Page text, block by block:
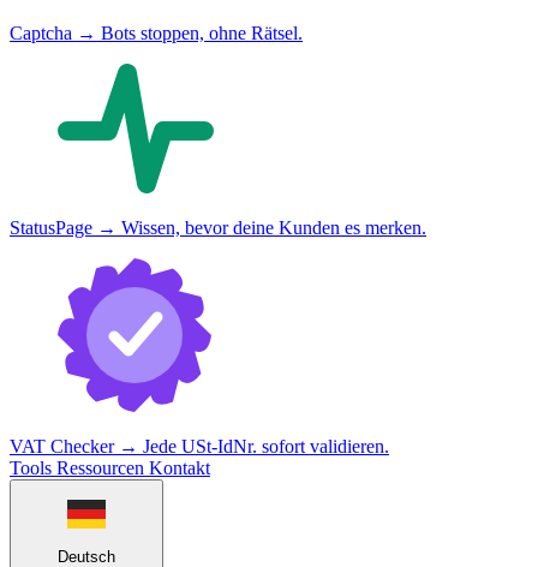
Captcha → Bots stoppen, ohne Rätsel.
StatusPage → Wissen, bevor deine Kunden es merken.
VAT Checker → Jede USt-IdNr. sofort validieren.
Tools Ressourcen Kontakt
Deutsch